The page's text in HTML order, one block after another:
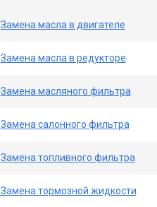
Замена масла в двигателе
Замена масла в редукторе
Замена масляного фильтра
Замена салонного фильтра
Замена топливного фильтра
Замена тормозной жидкости